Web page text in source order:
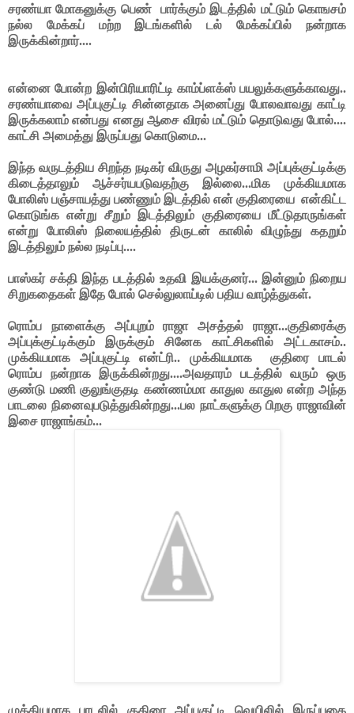
சரண்யா மோகனுக்கு பெண்
பார்க்கும் இடத்தில் மட்டும் கொஙசம்
நல்ல மேக்கப் மற்ற இடங்களில் டல் மேக்கப்பில் நன்றாக
இருக்கின்றார்....
என்னை போன்ற இன்பிரியாரிட்டி காம்ப்ளக்ஸ் பயலுக்களுக்காவது..
சரண்யாவை அப்புகுட்டி சின்னதாக அனைப்து போலவாவது காட்டி
இருக்கலாம் என்பது எனது ஆசை விரல் மட்டும் தொடுவது போல்....
காட்சி அமைத்து இருப்பது கொடுமை...
இந்த வருடத்திய சிறந்த நடிகர் விருது அழகர்சாமி அப்புக்குட்டிக்கு
கிடைத்தாலும் ஆச்சர்யபடுவதற்கு இல்லை...மிக முக்கியமாக
போலிஸ் பஞ்சாயத்து பண்ணும் இடத்தில் என் குதிரையை என்கிட்ட
கொடுங்க என்று சீறும் இடத்திலும் குதிரையை மீட்டுதாருங்கள்
என்று போலிஸ் நிலையத்தில் திருடன் காலில் விழுந்து கதறும்
இடத்திலும் நல்ல நடிப்பு....
பாஸ்கர் சக்தி இந்த படத்தில் உதவி இயக்குனர்... இன்னும் நிறைய
சிறுகதைகள் இதே போல் செல்லுலாய்டில் பதிய வாழ்த்துகள்.
ரொம்ப நாளைக்கு அப்புறம் ராஜா அசத்தல் ராஜா...குதிரைக்கு
அப்புக்குட்டிக்கும் இருக்கும் சினேக காட்சிகளில் அட்டகாசம்..
முக்கியமாக அப்புகுட்டி என்ட்ரி.. முக்கியமாக
குதிரை பாடல்
ரொம்ப நன்றாக இருக்கின்றது....அவதாரம் படத்தில் வரும் ஒரு
குண்டு மணி குலுங்குதடி கண்ணம்மா காதுல காதுல என்ற அந்த
பாடலை நினைவுபடுத்துகின்றது...பல நாட்களுக்கு பிறகு ராஜாவின்
இசை ராஜாங்கம்...
முக்கியமாக பாடலில் குதிரை அப்புகுட்டி வெயிலில் இருப்பதை